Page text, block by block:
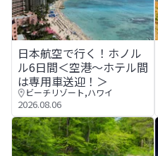
日本航空で行く！ホノルル
日本航空で行く！ホノル
ル6日間＜空港～ホテル間
は専用車送迎！＞
ビーチリゾート,ハワイ
2026.08.06